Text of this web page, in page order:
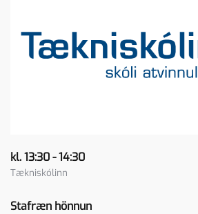
kl. 13:30 - 14:30
Tækniskólinn
Stafræn hönnun